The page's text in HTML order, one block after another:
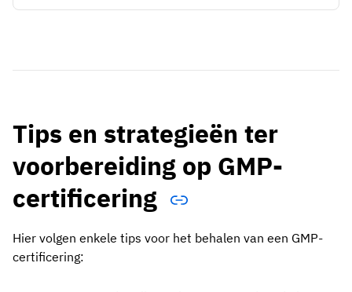
Tips en strategieën ter
voorbereiding op GMP-
certificering
Hier volgen enkele tips voor het behalen van een GMP-
certificering: